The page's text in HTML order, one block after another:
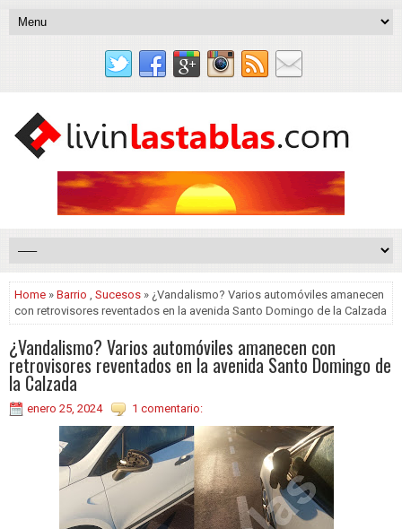
Home » Barrio , Sucesos » ¿Vandalismo? Varios automóviles amanecen
con retrovisores reventados en la avenida Santo Domingo de la Calzada
¿Vandalismo? Varios automóviles amanecen con
retrovisores reventados en la avenida Santo Domingo de
la Calzada
enero 25, 2024 1 comentario: